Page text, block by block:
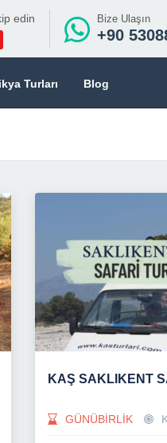
edin Bize Ulaşın
+90
Turları Blog
KAŞ SAKLIKENT
GÜNÜBİRLİK